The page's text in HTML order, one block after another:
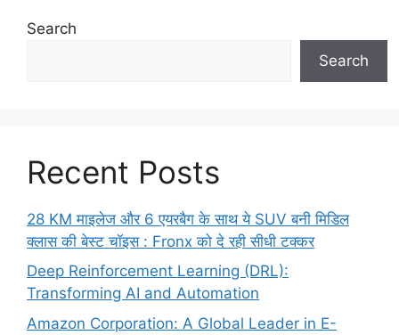
Search
Search
Recent Posts
28 KM माइलेज और 6 एयरबैग के साथ ये SUV बनी मिडिल
क्लास की बेस्ट चॉइस : Fronx को दे रही सीधी टक्कर
Deep Reinforcement Learning (DRL):
Transforming AI and Automation
Amazon Corporation: A Global Leader in E-